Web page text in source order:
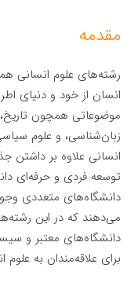
مقدمه
رشته‌های علوم انسانی
انسان از خود و دنیای
موضوعاتی همچون
زبان‌شناسی، و علوم
انسانی علاوه بر داشتن
توسعه فردی و حرفه‌ای
دانشگاه‌های متعددی
می‌دهند که در این
دانشگاه‌های معتبر و
برای علاقه‌مندان به